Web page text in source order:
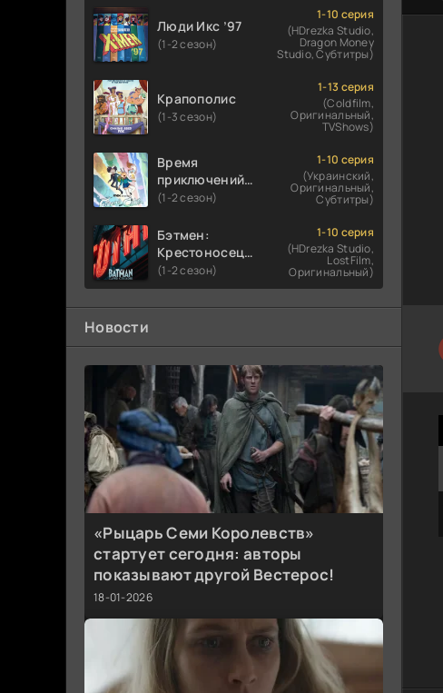
Люди Икс ’97
(1-2 сезон)
1-10 серия
(HDrezka Studio,
Dragon Money
Studio, Субтитры)
Крапополис
(1-3 сезон)
1-13 серия
(Coldfilm,
Оригинальный,
TVShows)
Время
приключений:
Фионна и Кейк
(1-2 сезон)
1-10 серия
(Украинский,
Оригинальный,
Субтитры)
Бэтмен:
Крестоносец в
плаще
(1-2 сезон)
1-10 серия
(HDrezka Studio,
LostFilm,
Оригинальный)
Новости
«Рыцарь Семи Королевств»
стартует сегодня: авторы
показывают другой Вестерос!
18-01-2026